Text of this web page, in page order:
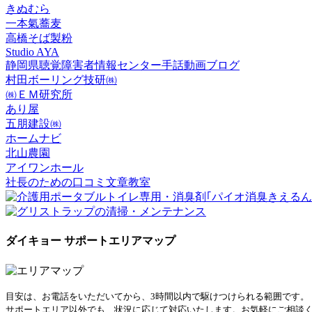
きぬむら
一本氣蕎麦
高橋そば製粉
Studio AYA
静岡県聴覚障害者情報センター手話動画ブログ
村田ボーリング技研㈱
㈱ＥＭ研究所
あり屋
五朋建設㈱
ホームナビ
北山農園
アイワンホール
社長のための口コミ文章教室
ダイキョー サポートエリアマップ
目安は、お電話をいただいてから、3時間以内で駆けつけられる範囲です。
サポートエリア以外でも、状況に応じて対応いたします。お気軽にご相談く